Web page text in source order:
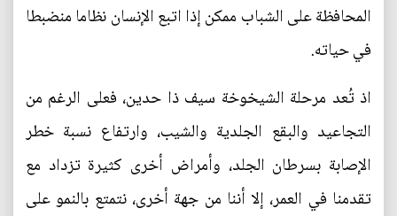
المحافظة على الشباب ممكن إذا اتبع الإنسان نظاما منضبطا
في حياته.
اذ تُعد مرحلة الشيخوخة سيف ذا حدين، فعلى الرغم من
التجاعيد والبقع الجلدية والشيب، وارتفاع نسبة خطر
الإصابة بسرطان الجلد، وأمراض أخرى كثيرة تزداد مع
تقدمنا في العمر، إلا أننا من جهة أخرى، نتمتع بالنمو على